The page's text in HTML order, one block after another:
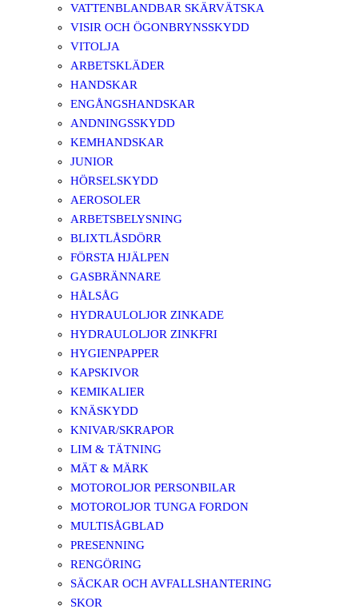
VATTENBLANDBAR SKÄRVÄTSKA
VISIR OCH ÖGONBRYNSSKYDD
VITOLJA
ARBETSKLÄDER
HANDSKAR
ENGÅNGSHANDSKAR
ANDNINGSSKYDD
KEMHANDSKAR
JUNIOR
HÖRSELSKYDD
AEROSOLER
ARBETSBELYSNING
BLIXTLÅSDÖRR
FÖRSTA HJÄLPEN
GASBRÄNNARE
HÅLSÅG
HYDRAULOLJOR ZINKADE
HYDRAULOLJOR ZINKFRI
HYGIENPAPPER
KAPSKIVOR
KEMIKALIER
KNÄSKYDD
KNIVAR/SKRAPOR
LIM & TÄTNING
MÄT & MÄRK
MOTOROLJOR PERSONBILAR
MOTOROLJOR TUNGA FORDON
MULTISÅGBLAD
PRESENNING
RENGÖRING
SÄCKAR OCH AVFALLSHANTERING
SKOR